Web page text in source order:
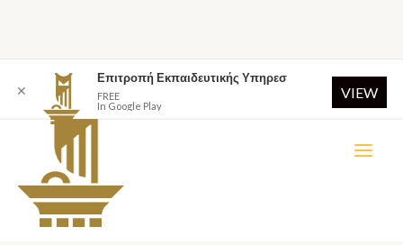
✕
Επιτροπή Εκπαιδευτικής Υπηρεσ
FREE
In Google Play
VIEW